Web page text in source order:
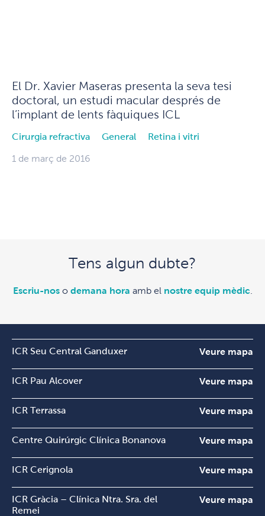
El Dr. Xavier Maseras presenta la seva tesi
doctoral, un estudi macular després de
l’implant de lents fàquiques ICL
Cirurgia refractiva General Retina i vitri
1 de març de 2016
Tens algun dubte?
Escriu-noso demana hora amb el nostre equip mèdic.
ICR Seu Central Ganduxer Veure mapa
ICR Pau Alcover Veure mapa
ICR Terrassa Veure mapa
Centre Quirúrgic Clínica Bonanova Veure mapa
ICR Cerignola Veure mapa
ICR Gràcia – Clínica Ntra. Sra. del
Remei
Veure mapa